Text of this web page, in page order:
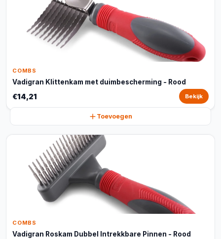
COMBS
Vadigran Klittenkam met duimbescherming - Rood
€14,21 Bekijk
Toevoegen
COMBS
Vadigran Roskam Dubbel Intrekkbare Pinnen - Rood